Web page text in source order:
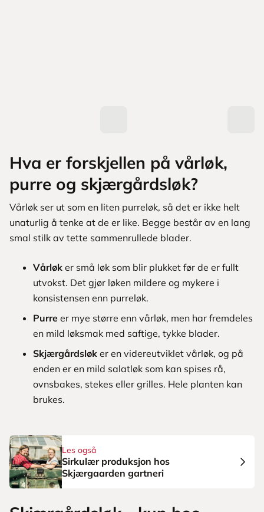
Hva er forskjellen på vårløk,
purre og skjærgårdsløk?
Vårløk ser ut som en liten purreløk, så det er ikke helt
unaturlig å tenke at de er like. Begge består av en lang
smal stilk av tette sammenrullede blader.
Vårløk er små løk som blir plukket før de er fullt
utvokst. Det gjør løken mildere og mykere i
konsistensen enn purreløk.
Purre er mye større enn vårløk, men har fremdeles
en mild løksmak med saftige, tykke blader.
Skjærgårdsløk er en videreutviklet vårløk, og på
enden er en mild salatløk som kan spises rå,
ovnsbakes, stekes eller grilles. Hele planten kan
brukes.
Les også
Sirkulær produksjon hos
Skjærgaarden gartneri